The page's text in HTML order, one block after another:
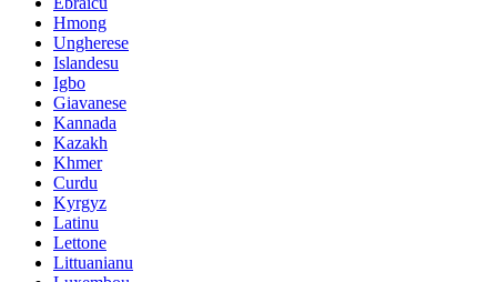
Hmong
Ungherese
Islandesu
Igbo
Giavanese
Kannada
Kazakh
Khmer
Curdu
Kyrgyz
Latinu
Lettone
Littuanianu